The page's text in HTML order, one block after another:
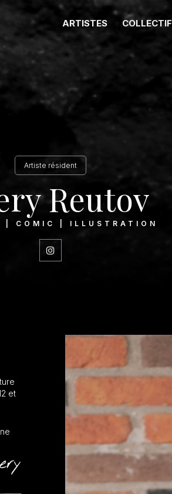
ARTISTES COLLECTIF
Artiste résident
Reutov
| COMIC | ILLUSTRATION
et